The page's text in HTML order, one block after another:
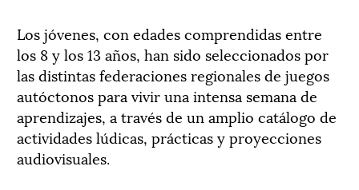
Los jóvenes, con edades comprendidas entre
los 8 y los 13 años, han sido seleccionados por
las distintas federaciones regionales de juegos
autóctonos para vivir una intensa semana de
aprendizajes, a través de un amplio catálogo de
actividades lúdicas, prácticas y proyecciones
audiovisuales.